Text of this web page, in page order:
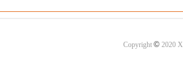
Copyright ©2020